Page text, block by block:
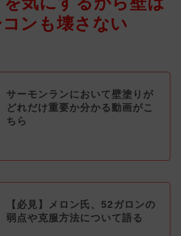
ンも壊さない
サーモンランにおいて壁塗りが
どれだけ重要か分かる動画がこ
ちら
【必見】メロン氏、52ガロンの
弱点や克服方法について語る